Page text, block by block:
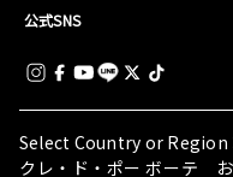
公式SNS
Select Country or Region
クレ・ド・ポー ボーテ